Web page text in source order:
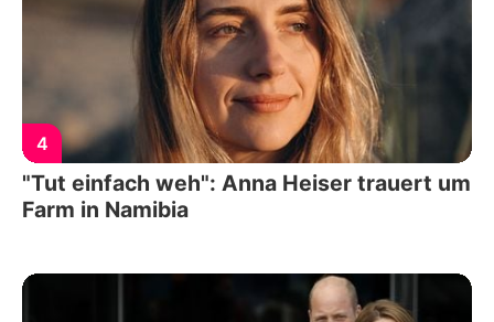
4
"Tut einfach weh": Anna Heiser trauert um
Farm in Namibia